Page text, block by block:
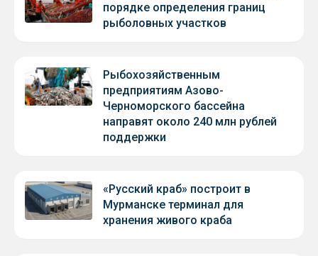
порядке определения границ
рыболовных участков
Рыбохозяйственным
предприятиям Азово-
Черноморского бассейна
направят около 240 млн рублей
поддержки
«Русский краб» построит в
Мурманске терминал для
хранения живого краба